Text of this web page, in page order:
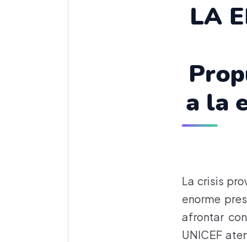
LA
a la
La crisis
enorme
afrontar
UNICEF